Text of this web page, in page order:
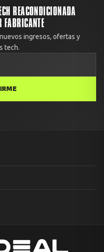
REACONDICIONADA
FABRICANTE
ingresos, ofertas y
tech.